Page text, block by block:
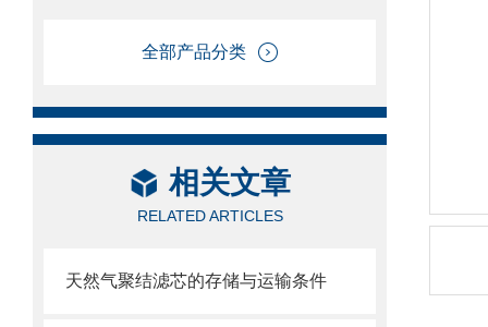
全部产品分类
相关文章
RELATED ARTICLES
天然气聚结滤芯的存储与运输条件